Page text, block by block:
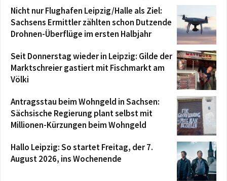
Nicht nur Flughafen Leipzig/Halle als Ziel:
Sachsens Ermittler zählten schon Dutzende
Drohnen-Überflüge im ersten Halbjahr
Seit Donnerstag wieder in Leipzig: Gilde der
Marktschreier gastiert mit Fischmarkt am
Völki
Antragsstau beim Wohngeld in Sachsen:
Sächsische Regierung plant selbst mit
Millionen-Kürzungen beim Wohngeld
Hallo Leipzig: So startet Freitag, der 7.
August 2026, ins Wochenende